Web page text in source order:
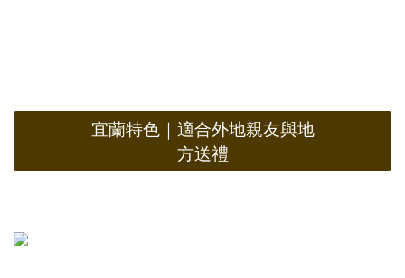
宜蘭特色｜適合外地親友與地
方送禮